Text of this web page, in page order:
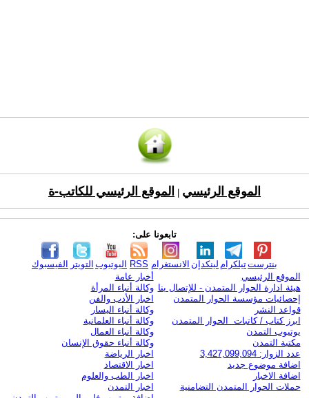
الموقع الرئيسي الموقع الرئيسي للكاتب-ة
تابعونا على:
الفيسبوك التويتر اليوتيوب RSS الانستغرام لينكدإن تيلكرامبنترست
الموقع الرئيسي
هيئة ادارة الحوار المتمدن - للإتصال بنا
إحصائيات مؤسسة الحوار المتمدن
قواعد النشر
ابرز كتاب / كاتبات الحوار المتمدن
يوتيوب التمدن
مكتبة التمدن
عدد الزوار: 3,427,099,094
اضافة موضوع جديد
اضافة الاخبار
حملات الحوار المتمدن التضامنية
أخبار عامة
وكالة أنباء المرأة
اخبار الأدب والفن
وكالة أنباء اليسار
وكالة أنباء العلمانية
وكالة أنباء العمال
وكالة أنباء حقوق الإنسان
اخبار الرياضة
اخبار الاقتصاد
اخبار الطب والعلوم
اخبار التمدن